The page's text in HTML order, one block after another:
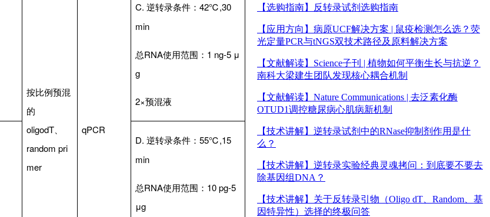
按比例预混
的
oligodT、
random pri
mer
qPCR
C. 逆转录条件：42℃,30
min
总RNA使用范围：1 ng-5 μ
g
2×预混液
D. 逆转录条件：55℃,15
min
总RNA使用范围：10 pg-5
μg
【选购指南】 反转录试剂选购指南
【应用方向】 病原UCF解决方案 | 鼠疫检测怎么选？荧
光定量PCR与tNGS双技术路径及原料解决方案
【文献解读】 Science子刊 | 植物如何平衡生长与抗逆？
南科大梁建生团队发现核心耦合机制
【文献解读】 Nature Communications | 去泛素化酶
OTUD1调控糖尿病心肌病新机制
【技术讲解】 逆转录试剂中的RNase抑制剂作用是什
么？
【技术讲解】 逆转录实验经典灵魂拷问：到底要不要去
除基因组DNA？
【技术讲解】 关于反转录引物（Oligo dT、Random、基
因特异性）选择的终极问答